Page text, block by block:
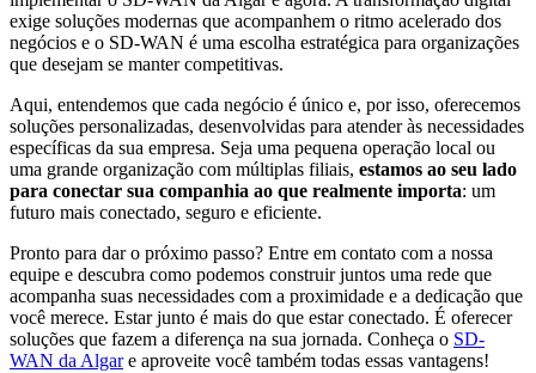
exige soluções modernas que acompanhem o ritmo acelerado dos
negócios e o SD-WAN é uma escolha estratégica para organizações
que desejam se manter competitivas.
Aqui, entendemos que cada negócio é único e, por isso, oferecemos
soluções personalizadas, desenvolvidas para atender às necessidades
específicas da sua empresa. Seja uma pequena operação local ou
uma grande organização com múltiplas filiais, estamos ao seu lado
para conectar sua companhia ao que realmente importa: um
futuro mais conectado, seguro e eficiente.
Pronto para dar o próximo passo? Entre em contato com a nossa
equipe e descubra como podemos construir juntos uma rede que
acompanha suas necessidades com a proximidade e a dedicação que
você merece. Estar junto é mais do que estar conectado. É oferecer
soluções que fazem a diferença na sua jornada. Conheça o SD-
WAN da Algare aproveite você também todas essas vantagens!